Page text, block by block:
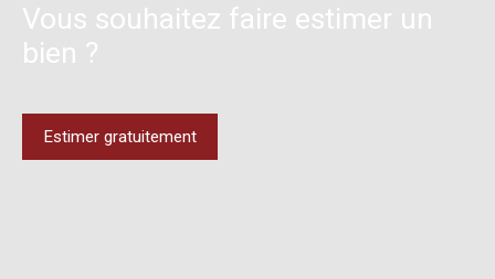
Vous souhaitez faire estimer un
bien ?
Estimer gratuitement